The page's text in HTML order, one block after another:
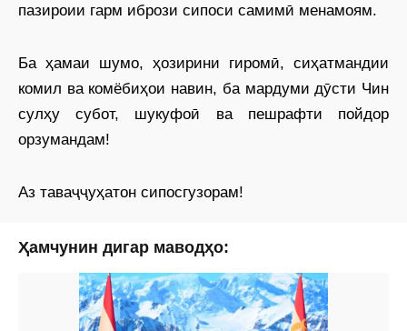
пазироии гарм ибрози сипоси самимӣ менамоям.
Ба ҳамаи шумо, ҳозирини гиромӣ, сиҳатмандии
комил ва комёбиҳои навин, ба мардуми дӯсти Чин
сулҳу субот, шукуфоӣ ва пешрафти пойдор
орзумандам!
Аз таваҷҷуҳатон сипосгузорам!
Ҳамчунин дигар маводҳо: